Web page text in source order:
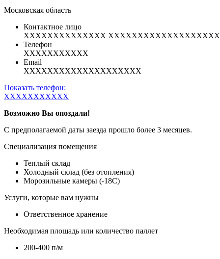
Московская область
Контактное лицо
XXXXXXXXXXXXXX
Телефон
XXXXXXXXXXX
Email
XXXXXXXXXXXXXXXXXXXX
Показать телефон:
XXXXXXXXXXX
Возможно Вы опоздали!
С предполагаемой даты заезда прошло более 3 месяцев.
Специализация помещения
Теплый склад
Холодный склад (без отопления)
Морозильные камеры (-18С)
Услуги, которые вам нужны
Ответственное хранение
Необходимая площадь или количество паллет
200-400 п/м